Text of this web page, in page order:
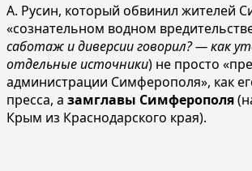
А. Русин, который обвинил жителей
«сознательном водном
саботаж и диверсии говорил? — как
отдельные источники) не просто
администрации Симферополя», как
пресса, а замглавы Симферополя
Крым из Краснодарского края).